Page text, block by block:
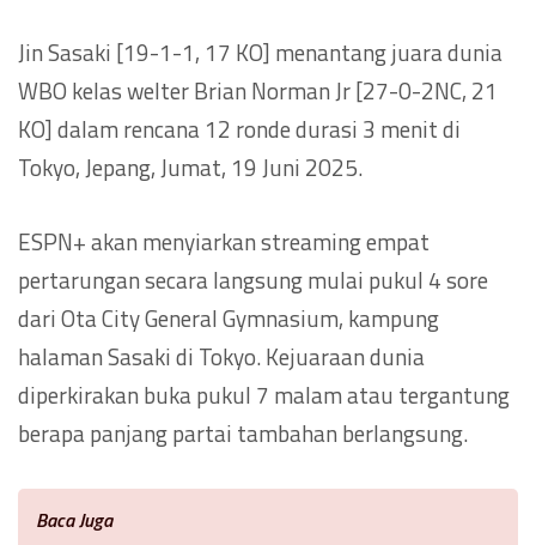
Jin Sasaki [19-1-1, 17 KO] menantang juara dunia
WBO kelas welter Brian Norman Jr [27-0-2NC, 21
KO] dalam rencana 12 ronde durasi 3 menit di
Tokyo, Jepang, Jumat, 19 Juni 2025.
ESPN+ akan menyiarkan streaming empat
pertarungan secara langsung mulai pukul 4 sore
dari Ota City General Gymnasium, kampung
halaman Sasaki di Tokyo. Kejuaraan dunia
diperkirakan buka pukul 7 malam atau tergantung
berapa panjang partai tambahan berlangsung.
Baca Juga